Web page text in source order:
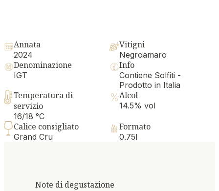
Annata
2024
Vitigni
Negroamaro
Denominazione
IGT
Info
Contiene Solfiti -
Prodotto in Italia
Temperatura di
servizio
16/18 °C
Alcol
14.5% vol
Calice consigliato
Grand Cru
Formato
0.75l
Note di degustazione